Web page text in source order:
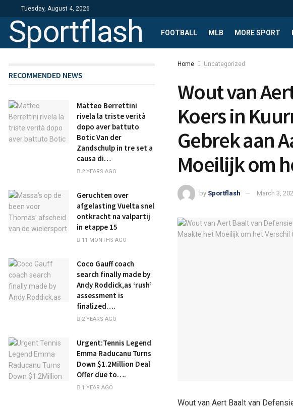
Tuesday, August 4, 2026
Sportflash FOOTBALL MLB MORE SPORT
Home Uncategorized
Wout van
Koers in
Gebrek aan
Moeilijk om
by Sportflash March 3,
Wout van Aert Baalt van
RECOMMENDED NEWS
Matteo Berrettini
rivela la triste verità
dopo aver battuto
Botic Van der
Zandschulp in tre set a
causa di…
2 YEARS AGO
Geruchten over
afgelasting Vuelta snel
ontkracht na valpartij
in etappe 15
11 MONTHS AGO
Coco Gauff coach
search finally made by
Andy Roddick,as ‘rush’
assessment is
finalized….
2 YEARS AGO
Urgent:Tennis Legend
Emma Raducanu Turns
Down $1.2Million Deal
Offer due to….
1 YEAR AGO